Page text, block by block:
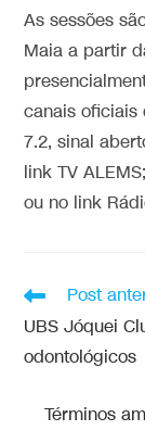
As sessões
Maia a partir
canais oficiais
7.2, sinal
link TV
ou no link
Post
UBS Jóquei
odontológicos
Términos